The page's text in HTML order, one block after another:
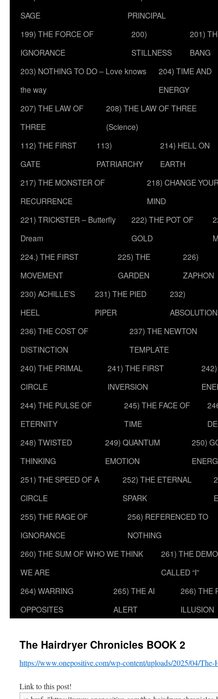
SAGE
PRINCIPAL
199) THE FORCE OF
IGNORANCE
200)
STILLNESS
201)
BANG
203) NOTHING TO DO – Love knows
the way
204) TIME AND
ENERGY
207) THE LAW OF
THREE
208) THE LAW OF THREE
(Science)
112) THE FIRST
GATE
113)
PATRIARCHY
214) HELL ON
EARTH
217) THE MONSTER OF
RECURRENCE
218) CHANGE
MIND
221) TRICKSTER – Butterfly
Dream
222) THE POT OF
GOLD
224.) THE FIRST
MOVEMENT
225) THE
GARDEN
226)
ZAPHON
230) ACHILLE’S
HEEL
231) THE PIED
PIPER
232)
ABSOLUTION
236) THE COST OF
DISTINCTION
237) THE NEWTON
TEMPLATE
240) THE PRIMAL
CIRCLE
241) THE FIRST
INVERSION
244) THE PULSE OF
ETERNITY
245) THE FACE OF
TIME
248) TWISTED
THINKING
249) QUANTUM
EMOTION
250)
251) THE SPEED OF A
CIRCLE
252) THE ETERNAL
SPARK
255) THE RAGE OF
IGNORANCE
256) REFERENCED TO
NOTHING
260) THE SUM OF WHO WE THINK
WE ARE
261) THE
CALLED “I”
264) WARRING
OPPOSITES
265) THE AI
ALERT
266) THE
ILLUSION
The Hairdryer Chronicles BOOK 2
https://www.onepositive.com/wp-content/uploads/2025/04/
Link to this post!